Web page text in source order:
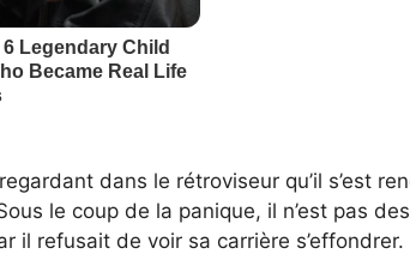
regardant dans le rétroviseur qu’il s’est
le coup de la panique, il n’est pas
il refusait de voir sa carrière